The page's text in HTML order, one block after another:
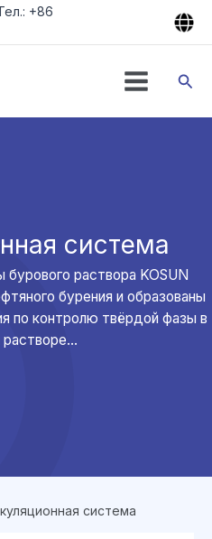
+86
система
раствора KOSUN
бурения и образованы
по контролю твёрдой фазы в
система